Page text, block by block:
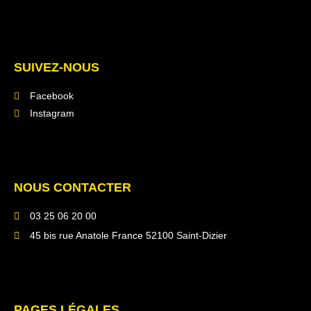
SUIVEZ-NOUS
Facebook
Instagram
NOUS CONTACTER
03 25 06 20 00
45 bis rue Anatole France 52100 Saint-Dizier